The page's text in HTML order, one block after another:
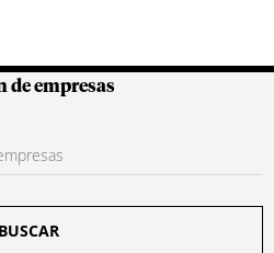
Colombianas
de empresas
BUSCAR